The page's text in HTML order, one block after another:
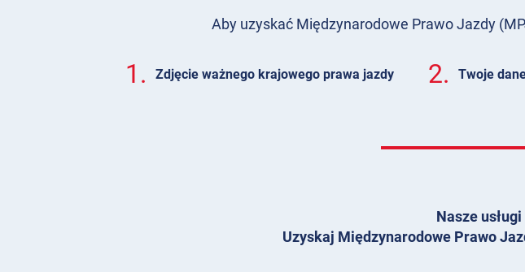
Aby uzyskać Międzynarodowe Prawo Jazdy
1. Zdjęcie ważnego krajowego prawa jazdy 2. Twoje
Nasze
Uzyskaj Międzynarodowe Prawo